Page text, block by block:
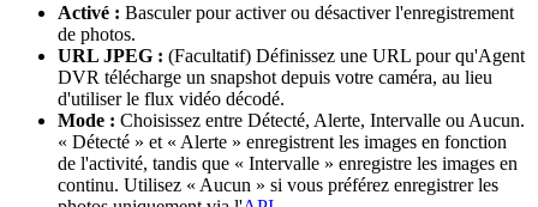
Activé : Basculer pour activer ou désactiver l'enregistrement
de photos.
URL JPEG : (Facultatif) Définissez une URL pour qu'Agent
DVR télécharge un snapshot depuis votre caméra, au lieu
d'utiliser le flux vidéo décodé.
Mode : Choisissez entre Détecté, Alerte, Intervalle ou Aucun.
« Détecté » et « Alerte » enregistrent les images en fonction
de l'activité, tandis que « Intervalle » enregistre les images en
continu. Utilisez « Aucun » si vous préférez enregistrer les